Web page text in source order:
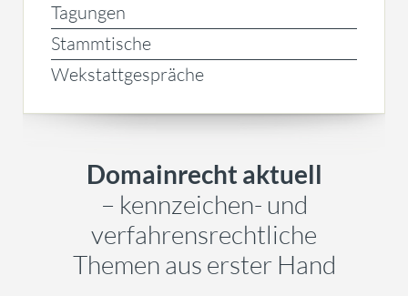
Tagungen
Stammtische
Wekstattgespräche
Domainrecht aktuell
– kennzeichen- und
verfahrensrechtliche
Themen aus erster Hand